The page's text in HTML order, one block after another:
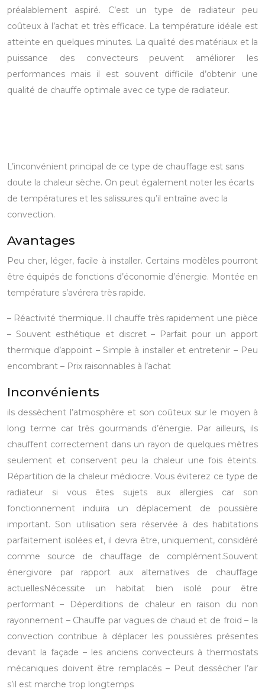
préalablement aspiré. C’est un type de radiateur peu
coûteux à l’achat et très efficace. La température idéale est
atteinte en quelques minutes. La qualité des matériaux et la
puissance des convecteurs peuvent améliorer les
performances mais il est souvent difficile d’obtenir une
qualité de chauffe optimale avec ce type de radiateur.
L’inconvénient principal de ce type de chauffage est sans
doute la chaleur sèche. On peut également noter les écarts
de températures et les salissures qu’il entraîne avec la
convection.
Avantages
Peu cher, léger, facile à installer. Certains modèles pourront
être équipés de fonctions d’économie d’énergie. Montée en
température s’avérera très rapide.
– Réactivité thermique. Il chauffe très rapidement une pièce
– Souvent esthétique et discret– Parfait pour un apport
thermique d’appoint – Simple à installer et entretenir – Peu
encombrant – Prix raisonnables à l’achat​
Inconvénients
ils dessèchent l’atmosphère et son coûteux sur le moyen à
long terme car très gourmands d’énergie. Par ailleurs, ils
chauffent correctement dans un rayon de quelques mètres
seulement et conservent peu la chaleur une fois éteints.
Répartition de la chaleur médiocre. Vous éviterez ce type de
radiateur si vous êtes sujets aux allergies car son
fonctionnement induira un déplacement de poussière
important. Son utilisation sera réservée à des habitations
parfaitement isolées et, il devra être, uniquement, considéré
comme source de chauffage de complément.​Souvent
énergivore par rapport aux alternatives de chauffage
actuelles​Nécessite un habitat bien isolé pour être
performant – Déperditions de chaleur en raison du non
rayonnement – Chauffe par vagues de chaud et de froid – la
convection contribue à déplacer les poussières présentes
devant la façade – les anciens convecteurs à thermostats
mécaniques doivent être remplacés – Peut dessécher l’air
s’il est marche trop longtemps